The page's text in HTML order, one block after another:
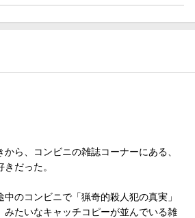
ら、コンビニの雑誌コーナーにある、
だった。
のコンビニで「猟奇的殺人犯の真実」
みたいなキャッチコピーが並んでいる雑